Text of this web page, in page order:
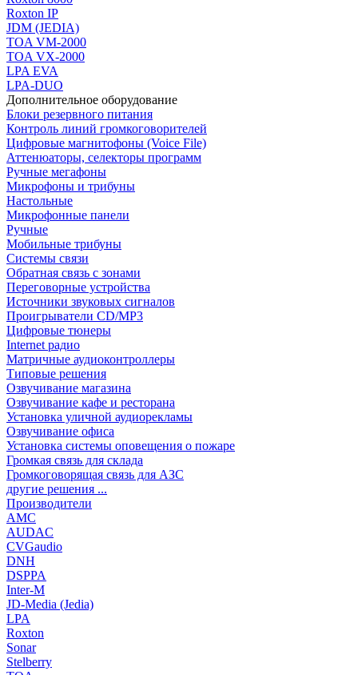
Roxton IP
JDM (JEDIA)
TOA VM-2000
TOA VX-2000
LPA EVA
LPA-DUO
Дополнительное оборудование
Блоки резервного питания
Контроль линий громкоговорителей
Цифровые магнитофоны (Voice File)
Аттенюаторы, селекторы программ
Ручные мегафоны
Микрофоны и трибуны
Настольные
Микрофонные панели
Ручные
Мобильные трибуны
Системы связи
Обратная связь с зонами
Переговорные устройства
Источники звуковых сигналов
Проигрыватели CD/MP3
Цифровые тюнеры
Internet радио
Матричные аудиоконтроллеры
Типовые решения
Озвучивание магазина
Озвучивание кафе и ресторана
Установка уличной аудиорекламы
Озвучивание офиса
Установка системы оповещения о пожаре
Громкая связь для склада
Громкоговорящая связь для АЗС
другие решения ...
Производители
AMC
AUDAC
CVGaudio
DNH
DSPPA
Inter-M
JD-Media (Jedia)
LPA
Roxton
Sonar
Stelberry